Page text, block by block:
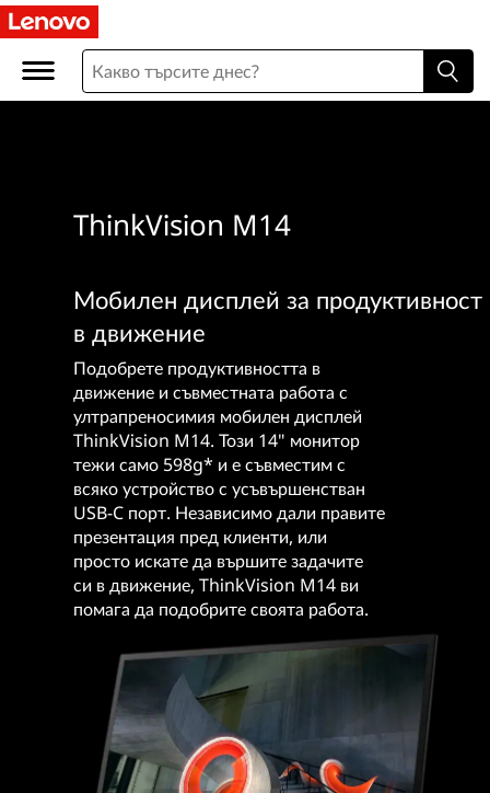
ThinkVision M14
Мобилен дисплей за продуктивност
в движение
Подобрете продуктивността в
движение и съвместната работа с
ултрапреносимия мобилен дисплей
ThinkVision M14. Този 14" монитор
тежи само 598g* и е съвместим с
всяко устройство с усъвършенстван
USB-C порт. Независимо дали правите
презентация пред клиенти, или
просто искате да вършите задачите
си в движение, ThinkVision M14 ви
помага да подобрите своята работа.